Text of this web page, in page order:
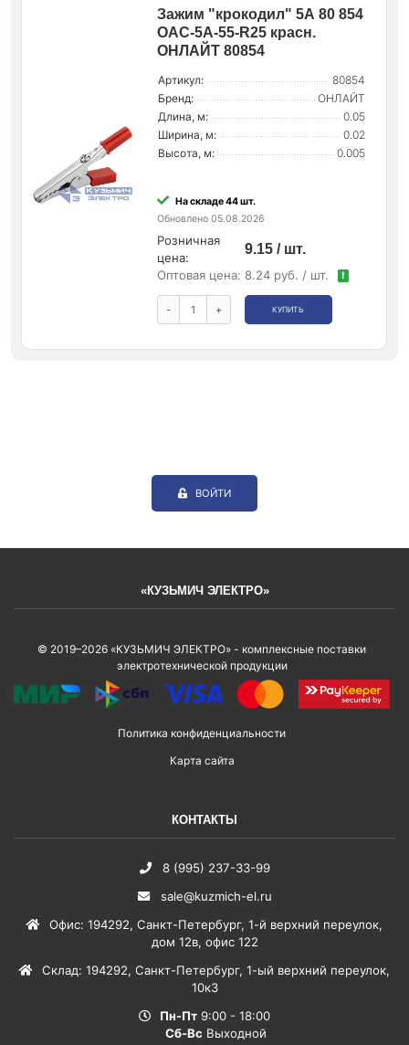
Зажим "крокодил" 5А 80 854
OAC-5A-55-R25 красн.
ОНЛАЙТ 80854
Артикул:
80854
Бренд:
ОНЛАЙТ
Длина, м:
0.05
Ширина, м:
0.02
Высота, м:
0.005
На складе 44 шт.
Обновлено 05.08.2026
Розничная
цена:
9.15 / шт.
Оптовая цена: 8.24 руб. / шт. !
- + КУПИТЬ
ВОЙТИ
«КУЗЬМИЧ ЭЛЕКТРО»
© 2019–2026 «КУЗЬМИЧ ЭЛЕКТРО» - комплексные поставки
электротехнической продукции
Политика конфиденциальности
Карта сайта
КОНТАКТЫ
8 (995) 237-33-99
sale@kuzmich-el.ru
Офис: 194292, Санкт-Петербург, 1-й верхний переулок,
дом 12в, офис 122
Склад: 194292, Санкт-Петербург, 1-ый верхний переулок,
10к3
Пн-Пт 9:00 - 18:00
Сб-Вс Выходной